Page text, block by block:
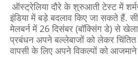
ऑस्ट्रेलिया दौरे के शुरुआती टेस्ट में
इंडिया में बड़े बदलाव किए जा सकते हैं.
मेलबर्न में 26 दिसंबर (बॉक्सिंग डे) से खेला
प्रबंधन अपने बल्लेबाजों को लेकर
वापसी के लिए अपने विकल्पों को